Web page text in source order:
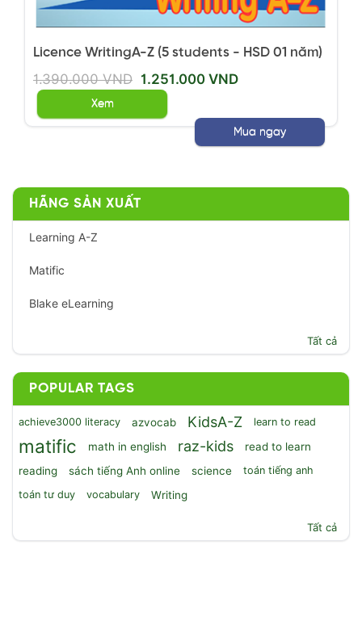
Licence WritingA-Z (5 students - HSD 01 năm)
1.390.000 VND 1.251.000 VND
Xem
Mua ngay
HÃNG SẢN XUẤT
Learning A-Z
Matific
Blake eLearning
Tất cả
POPULAR TAGS
achieve3000 literacy azvocab KidsA-Z learn to read
matific math in english raz-kids
read to learn
reading
sách tiếng Anh online science
toán tiếng anh
toán tư duy
vocabulary Writing
Tất cả